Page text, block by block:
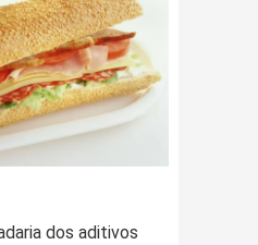
dos aditivos